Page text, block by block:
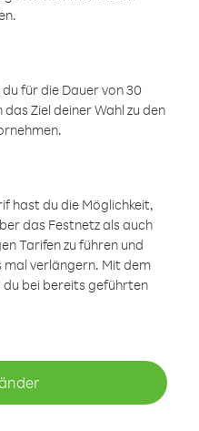
für die Dauer von 30
Ziel deiner Wahl zu den
hast du die Möglichkeit,
das Festnetz als auch
Tarifen zu führen und
mal verlängern. Mit dem
bei bereits geführten